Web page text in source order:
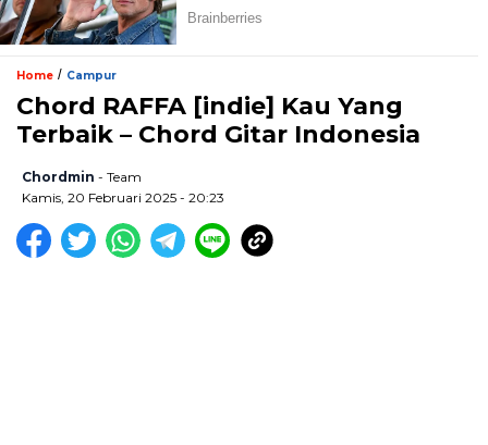
Home / Campur
Chord RAFFA [indie] Kau Yang
Terbaik – Chord Gitar Indonesia
Chordmin - Team
Kamis, 20 Februari 2025 - 20:23